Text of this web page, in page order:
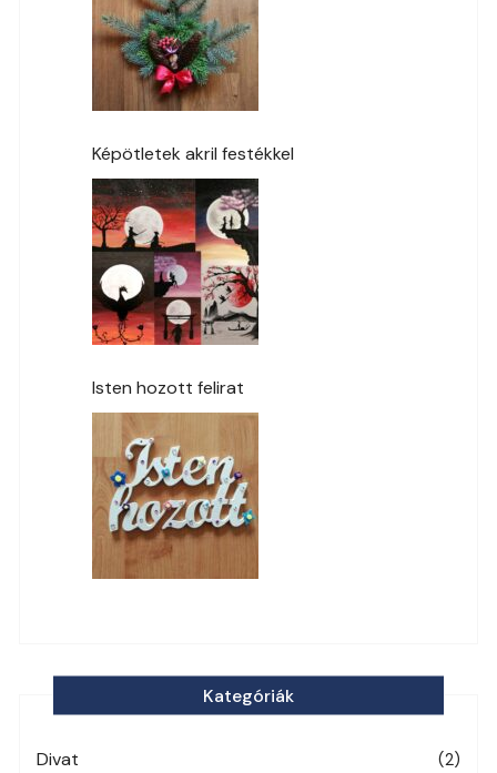
Képötletek akril festékkel
Isten hozott felirat
Kategóriák
Divat (2)